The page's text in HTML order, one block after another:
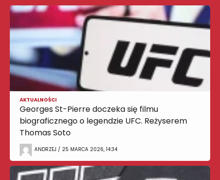
AKTUALNOŚCI
Georges St-Pierre doczeka się filmu
biograficznego o legendzie UFC. Reżyserem
Thomas Soto
ANDRZEJ / 25 MARCA 2026, 14:34